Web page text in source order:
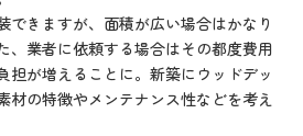
できますが、面積が広い場合はかなり
、業者に依頼する場合はその都度費用
担が増えることに。新築にウッドデッ
材の特徴やメンテナンス性などを考え